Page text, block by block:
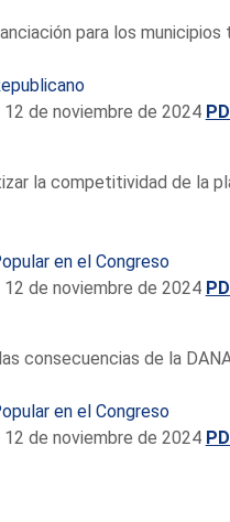
para los municipios
12 de noviembre de 2024
la competitividad de la
en el Congreso
12 de noviembre de 2024
consecuencias de la
en el Congreso
12 de noviembre de 2024